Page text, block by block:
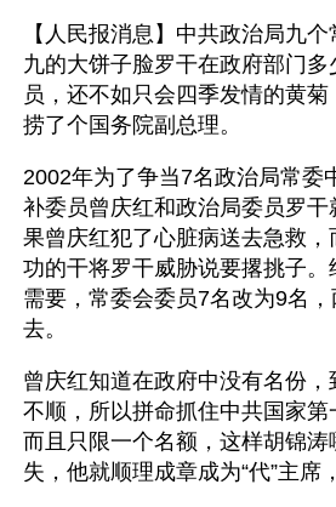
【人民报消息】中共政治局九
九的大饼子脸罗干在政府部门
员，还不如只会四季发情的黄
捞了个国务院副总理。
2002年为了争当7名政治局常委
补委员曾庆红和政治局委员罗
果曾庆红犯了心脏病送去急救，
功的干将罗干威胁说要撂挑子。
需要，常委会委员7名改为9名
去。
曾庆红知道在政府中没有名份
不顺，所以拼命抓住中共国家第
而且只限一个名额，这样胡锦涛
失，他就顺理成章成为“代”主席